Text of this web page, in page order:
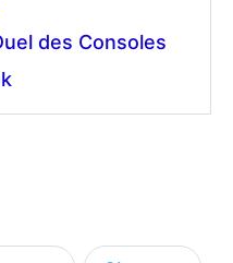
des Consoles